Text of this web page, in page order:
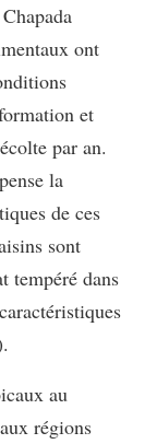
ont
et
par an.
la
de ces
sont
tempéré dans
au
régions